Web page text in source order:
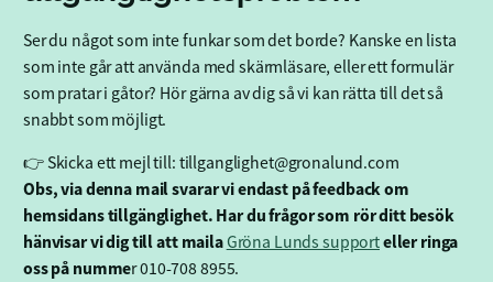
Ser du något som inte funkar som det borde? Kanske en lista
som inte går att använda med skärmläsare, eller ett formulär
som pratar i gåtor? Hör gärna av dig så vi kan rätta till det så
snabbt som möjligt.
👉 Skicka ett mejl till: tillganglighet@gronalund.com
Obs, via denna mail svarar vi endast på feedback om
hemsidans tillgänglighet. Har du frågor som rör ditt besök
hänvisar vi dig till att mailaGröna Lunds supporteller ringa
oss på nummer 010-708 8955.